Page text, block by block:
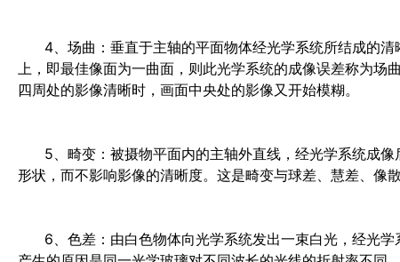
4、场曲：垂直于主轴的平面物体经光学系统所结成的清
上，即最佳像面为一曲面，则此光学系统的成像误差称为场
四周处的影像清晰时，画面中央处的影像又开始模糊。
5、畸变：被摄物平面内的主轴外直线，经光学系统成像
形状，而不影响影像的清晰度。这是畸变与球差、慧差、像
6、色差：由白色物体向光学系统发出一束白光，经光学